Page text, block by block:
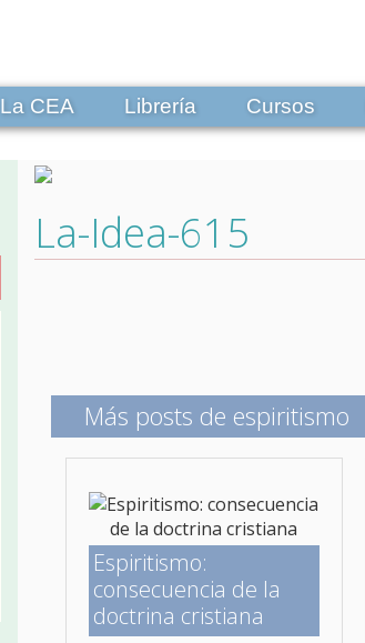
La CEA Librería Cursos
La-Idea-615
Más posts de espiritismo
Espiritismo:
consecuencia de la
doctrina cristiana